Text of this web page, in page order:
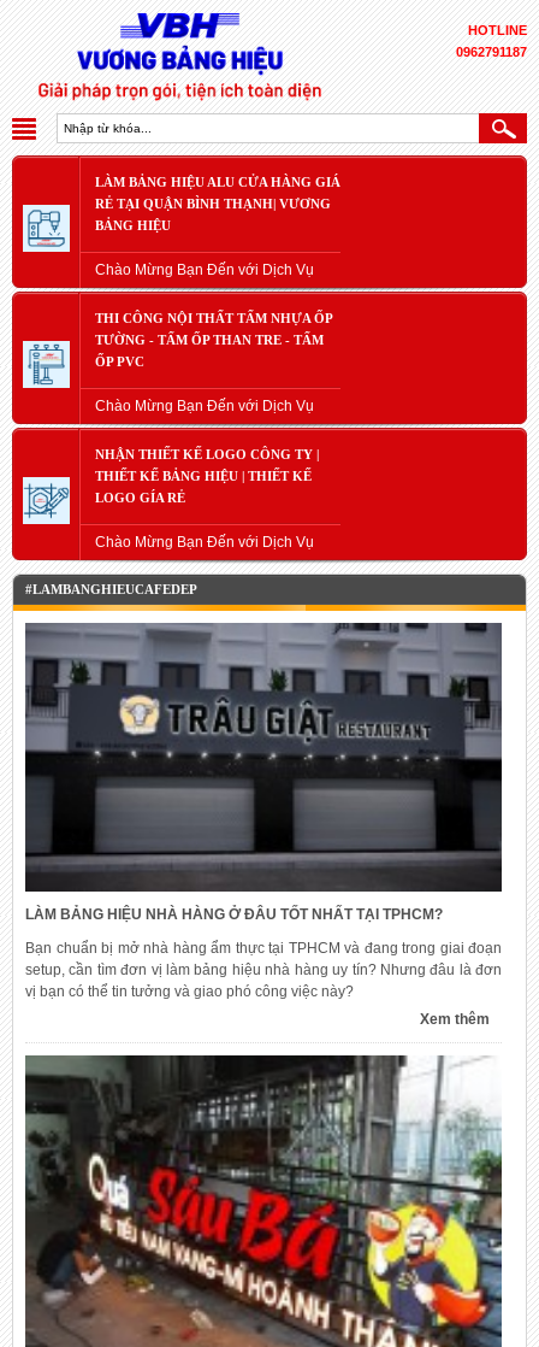
HOTLINE
0962791187
LÀM BẢNG HIỆU ALU CỬA HÀNG GIÁ
RẺ TẠI QUẬN BÌNH THẠNH| VƯƠNG
BẢNG HIỆU
Chào Mừng Bạn Đến với Dịch Vụ
THI CÔNG NỘI THẤT TẤM NHỰA ỐP
TƯỜNG - TẤM ỐP THAN TRE - TẤM
ỐP PVC
Chào Mừng Bạn Đến với Dịch Vụ
NHẬN THIẾT KẾ LOGO CÔNG TY |
THIẾT KẾ BẢNG HIỆU | THIẾT KẾ
LOGO GÍA RẺ
Chào Mừng Bạn Đến với Dịch Vụ
#LAMBANGHIEUCAFEDEP
LÀM BẢNG HIỆU NHÀ HÀNG Ở ĐÂU TỐT NHẤT TẠI TPHCM?
Bạn chuẩn bị mở nhà hàng ẩm thực tại TPHCM và đang trong giai đoạn
setup, cần tìm đơn vị làm bảng hiệu nhà hàng uy tín? Nhưng đâu là đơn
vị bạn có thể tin tưởng và giao phó công việc này?
Xem thêm